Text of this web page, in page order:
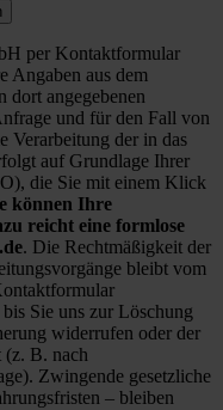
per Kontaktformular
Angaben aus dem
angegebenen
und für den Fall von
Verarbeitung der in das
auf Grundlage Ihrer
die Sie mit einem Klick
können Ihre
reicht eine formlose
. Die Rechtmäßigkeit der
bleibt vom
Sie uns zur Löschung
widerrufen oder der
(z. B. nach
Zwingende gesetzliche
– bleiben